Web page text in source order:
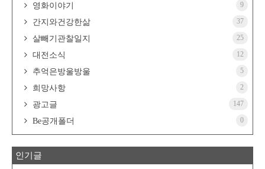
영화이야기 9
간지와건강한삶 37
살빼기관찰일지 25
대전소식 12
추억은방울방울 5
희망사항 2
광고글 147
Be공개폴더 0
인기글